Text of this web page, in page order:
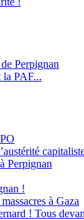
Perpignan
la PAF...
Perpignan
!
à Gaza
! Tous